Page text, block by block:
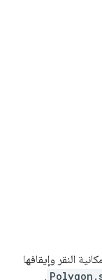
النقر وإيقافها
.